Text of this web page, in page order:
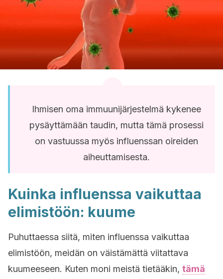
Ihmisen oma immuunijärjestelmä kykenee
pysäyttämään taudin, mutta tämä prosessi
on vastuussa myös influenssan oireiden
aiheuttamisesta.
Kuinka influenssa vaikuttaa
elimistöön: kuume
Puhuttaessa siitä, miten influenssa vaikuttaa
elimistöön, meidän on väistämättä viitattava
kuumeeseen. Kuten moni meistä tietääkin, tämä